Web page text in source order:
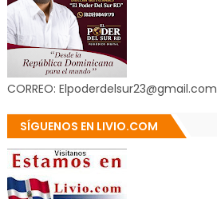
CORREO: Elpoderdelsur23@gmail.com
SÍGUENOS EN LIVIO.COM